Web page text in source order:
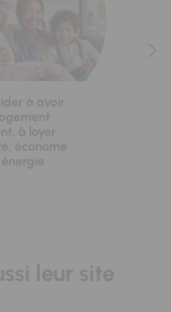
à avoir
à loyer
économe
leur site